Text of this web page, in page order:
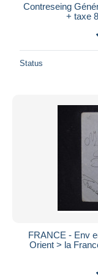
Contreseing
+ taxe
Status
FRANCE - Env
Orient > la